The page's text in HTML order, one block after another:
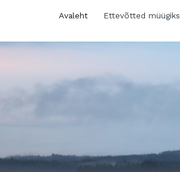
Avaleht Ettevõtted müügiks